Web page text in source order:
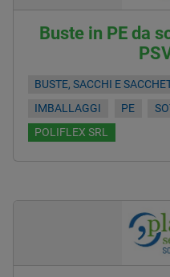
Buste in PE da
BUSTE, SACCHI E
IMBALLAGGI
PE
POLIFLEX SRL